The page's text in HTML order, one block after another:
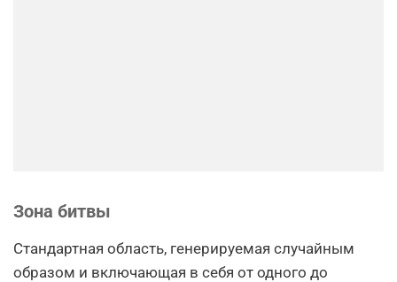
Зона битвы
Стандартная область, генерируемая случайным
образом и включающая в себя от одного до